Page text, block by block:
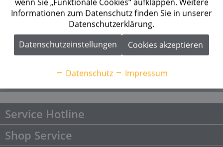
Beschreibung
BYD Battery-Box Premium HVB 29.6 Batterieset
29,69kWh Der Hochvoltspeicher mit selbst...mehr
Downloads
Service Hotline
Shop Service
Informationen zum Datenschutz finden Sie in unserer
Datenschutzerklärung.
Datenschutzeinstellungen
Cookies akzeptieren
Datenschutz Impressum